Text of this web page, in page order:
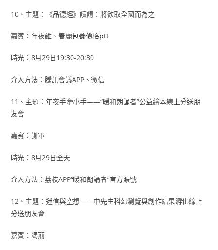
10、主題：《品德經》讀講：將欲取全國而為之
嘉賓：年夜維、春麗包養價格ptt
時光：8月29日19:30-20:30
介入方法：騰訊會議APP、微信
11、主題：年夜手牽小手——“暖和朗誦者”公益繪本線上分送朋
友會
嘉賓：謝軍
時光：8月29日全天
介入方法：荔枝APP“暖和朗誦者”官方賬號
12、主題：迷信與空想——中先生科幻瀏覽與創作結果孵化線上
分送朋友會
嘉賓：馮荊